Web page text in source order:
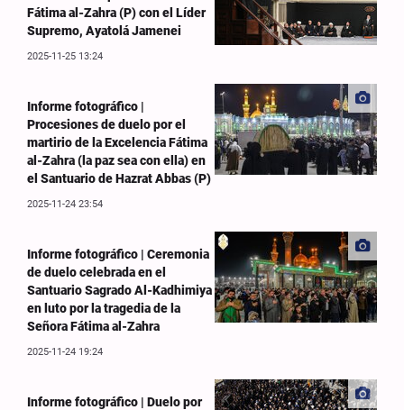
Fátima al-Zahra (P) con el Líder
Supremo, Ayatolá Jamenei
2025-11-25 13:24
Informe fotográfico |
Procesiones de duelo por el
martirio de la Excelencia Fátima
al-Zahra (la paz sea con ella) en
el Santuario de Hazrat Abbas (P)
2025-11-24 23:54
Informe fotográfico | Ceremonia
de duelo celebrada en el
Santuario Sagrado Al-Kadhimiya
en luto por la tragedia de la
Señora Fátima al-Zahra
2025-11-24 19:24
Informe fotográfico | Duelo por